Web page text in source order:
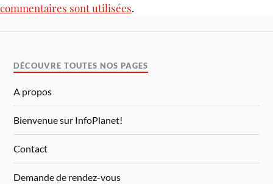
commentaires sont utilisées.
DÉCOUVRE TOUTES NOS PAGES
A propos
Bienvenue sur InfoPlanet!
Contact
Demande de rendez-vous